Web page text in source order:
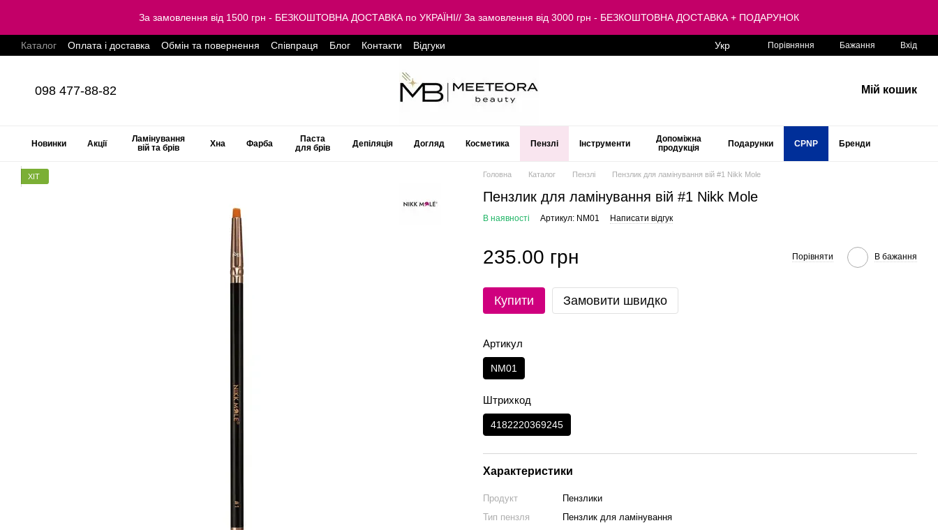
За замовлення від 1500 грн - БЕЗКОШТОВНА ДОСТАВКА по УКРАЇНІ// За замовлення від 3000 грн - БЕЗКОШТОВНА ДОСТАВКА + ПОДАРУНОК
Каталог Оплата і доставка Обмін та повернення Співпраця Блог Контакти Відгуки Укр Порівняння Бажання Вхід
098 477-88-82 Мій кошик
Новинки Акції
Ламінування
вій та брів
Хна Фарба
Паста
для брів
Депіляція Догляд Косметика Пензлі Інструменти
Допоміжна
продукція
Подарунки CPNP Бренди
ХІТ Головна Каталог Пензлі Пензлик для ламінування вій #1 Nikk Mole
Пензлик для ламінування вій #1 Nikk Mole
В наявності Артикул: NM01 Написати відгук
235.00 грн Порівняти В бажання
Купити Замовити швидко
Артикул
NM01
Штрихкод
4182220369245
Характеристики
Продукт
Пензлики
Тип пензля
Пензлик для ламінування